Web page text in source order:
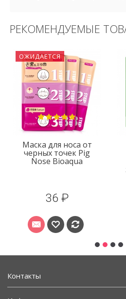
РЕКОМЕНДУЕМЫЕ
ОЖИДАЕТСЯ
Маска для носа от
черных точек Pig
Nose Bioaqua
36 ₽
Контакты